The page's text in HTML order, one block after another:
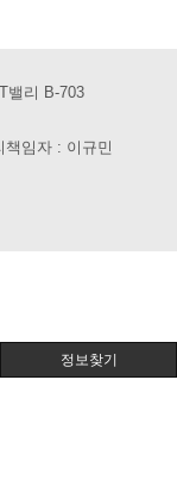
밸리 B-703
책임자 : 이규민
정보찾기